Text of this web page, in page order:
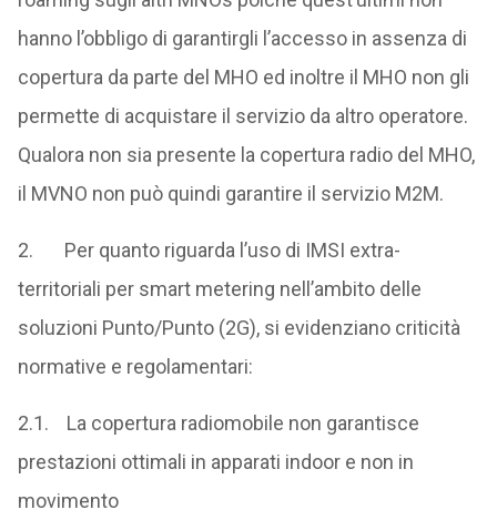
hanno l’obbligo di garantirgli l’accesso in assenza di
copertura da parte del MHO ed inoltre il MHO non gli
permette di acquistare il servizio da altro operatore.
Qualora non sia presente la copertura radio del MHO,
il MVNO non può quindi garantire il servizio M2M.
2. Per quanto riguarda l’uso di IMSI extra-
territoriali per smart metering nell’ambito delle
soluzioni Punto/Punto (2G), si evidenziano criticità
normative e regolamentari:
2.1. La copertura radiomobile non garantisce
prestazioni ottimali in apparati indoor e non in
movimento